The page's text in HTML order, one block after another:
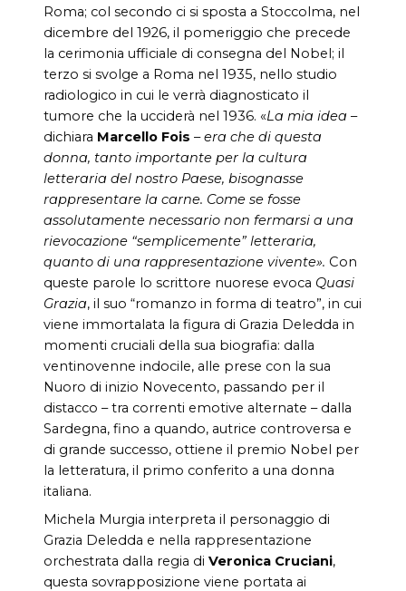
Roma; col secondo ci si sposta a Stoccolma, nel
dicembre del 1926, il pomeriggio che precede
la cerimonia ufficiale di consegna del Nobel; il
terzo si svolge a Roma nel 1935, nello studio
radiologico in cui le verrà diagnosticato il
tumore che la ucciderà nel 1936. «La mia idea –
dichiara Marcello Fois –era che di questa
donna, tanto importante per la cultura
letteraria del nostro Paese, bisognasse
rappresentare la carne. Come se fosse
assolutamente necessario non fermarsi a una
rievocazione “semplicemente” letteraria,
quanto di una rappresentazione vivente». Con
queste parole lo scrittore nuorese evoca Quasi
Grazia, il suo “romanzo in forma di teatro”, in cui
viene immortalata la figura di Grazia Deledda in
momenti cruciali della sua biografia: dalla
ventinovenne indocile, alle prese con la sua
Nuoro di inizio Novecento, passando per il
distacco – tra correnti emotive alternate – dalla
Sardegna, fino a quando, autrice controversa e
di grande successo, ottiene il premio Nobel per
la letteratura, il primo conferito a una donna
italiana.
Michela Murgia interpreta il personaggio di
Grazia Deledda e nella rappresentazione
orchestrata dalla regia di Veronica Cruciani,
questa sovrapposizione viene portata ai